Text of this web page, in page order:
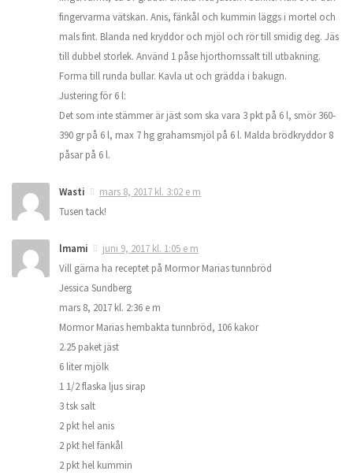
fingervarma vätskan. Anis, fänkål och kummin läggs i mortel och
mals fint. Blanda ned kryddor och mjöl och rör till smidig deg. Jäs
till dubbel storlek. Använd 1 påse hjorthornssalt till utbakning.
Forma till runda bullar. Kavla ut och grädda i bakugn.
Justering för 6 l:
Det som inte stämmer är jäst som ska vara 3 pkt på 6 l, smör 360-
390 gr på 6 l, max 7 hg grahamsmjöl på 6 l. Malda brödkryddor 8
påsar på 6 l.
Wasti
mars 8, 2017 kl. 3:02 e m
Tusen tack!
lmami
juni 9, 2017 kl. 1:05 e m
Vill gärna ha receptet på Mormor Marias tunnbröd
Jessica Sundberg
mars 8, 2017 kl. 2:36 e m
Mormor Marias hembakta tunnbröd, 106 kakor
2.25 paket jäst
6 liter mjölk
1 1/2 flaska ljus sirap
3 tsk salt
2 pkt hel anis
2 pkt hel fänkål
2 pkt hel kummin